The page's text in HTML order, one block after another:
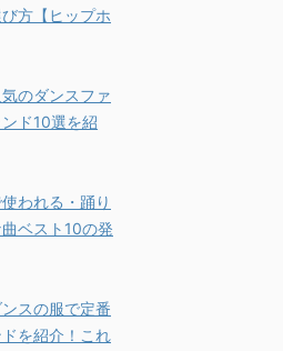
方【ヒップホ
のダンスファ
ド10選を紹
われる・踊り
ベスト10の発
ンスの服で定番
を紹介！これ